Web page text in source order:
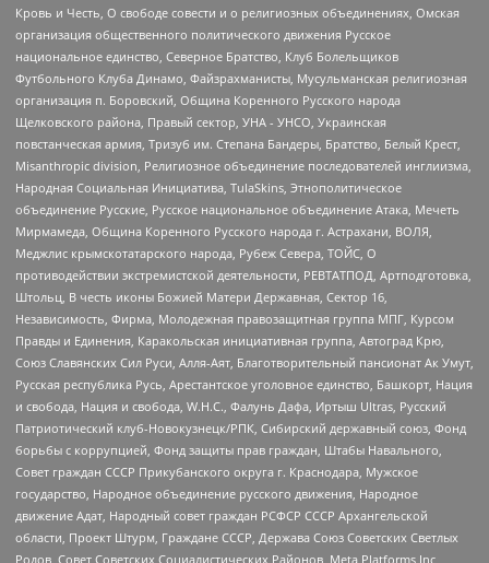
Кровь и Честь, О свободе совести и о религиозных объединениях, Омская
организация общественного политического движения Русское
национальное единство, Северное Братство, Клуб Болельщиков
Футбольного Клуба Динамо, Файзрахманисты, Мусульманская религиозная
организация п. Боровский, Община Коренного Русского народа
Щелковского района, Правый сектор, УНА - УНСО, Украинская
повстанческая армия, Тризуб им. Степана Бандеры, Братство, Белый Крест,
Misanthropic division, Религиозное объединение последователей инглиизма,
Народная Социальная Инициатива, TulaSkins, Этнополитическое
объединение Русские, Русское национальное объединение Атака, Мечеть
Мирмамеда, Община Коренного Русского народа г. Астрахани, ВОЛЯ,
Меджлис крымскотатарского народа, Рубеж Севера, ТОЙС, О
противодействии экстремистской деятельности, РЕВТАТПОД, Артподготовка,
Штольц, В честь иконы Божией Матери Державная, Сектор 16,
Независимость, Фирма, Молодежная правозащитная группа МПГ, Курсом
Правды и Единения, Каракольская инициативная группа, Автоград Крю,
Союз Славянских Сил Руси, Алля-Аят, Благотворительный пансионат Ак Умут,
Русская республика Русь, Арестантское уголовное единство, Башкорт, Нация
и свобода, Нация и свобода, W.H.С., Фалунь Дафа, Иртыш Ultras, Русский
Патриотический клуб-Новокузнецк/РПК, Сибирский державный союз, Фонд
борьбы с коррупцией, Фонд защиты прав граждан, Штабы Навального,
Совет граждан СССР Прикубанского округа г. Краснодара, Мужское
государство, Народное объединение русского движения, Народное
движение Адат, Народный совет граждан РСФСР СССР Архангельской
области, Проект Штурм, Граждане СССР, Держава Союз Советских Светлых
Родов, Совет Советских Социалистических Районов, Meta Platforms Inc,